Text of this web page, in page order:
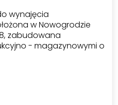
wynajęcia
w Nowogrodzie
zabudowana
- magazynowymi o